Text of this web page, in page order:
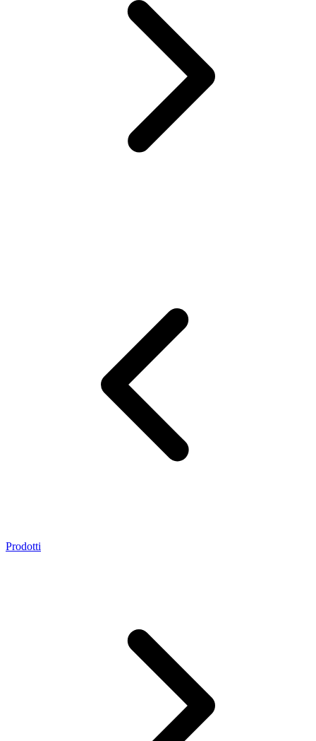
Prodotti